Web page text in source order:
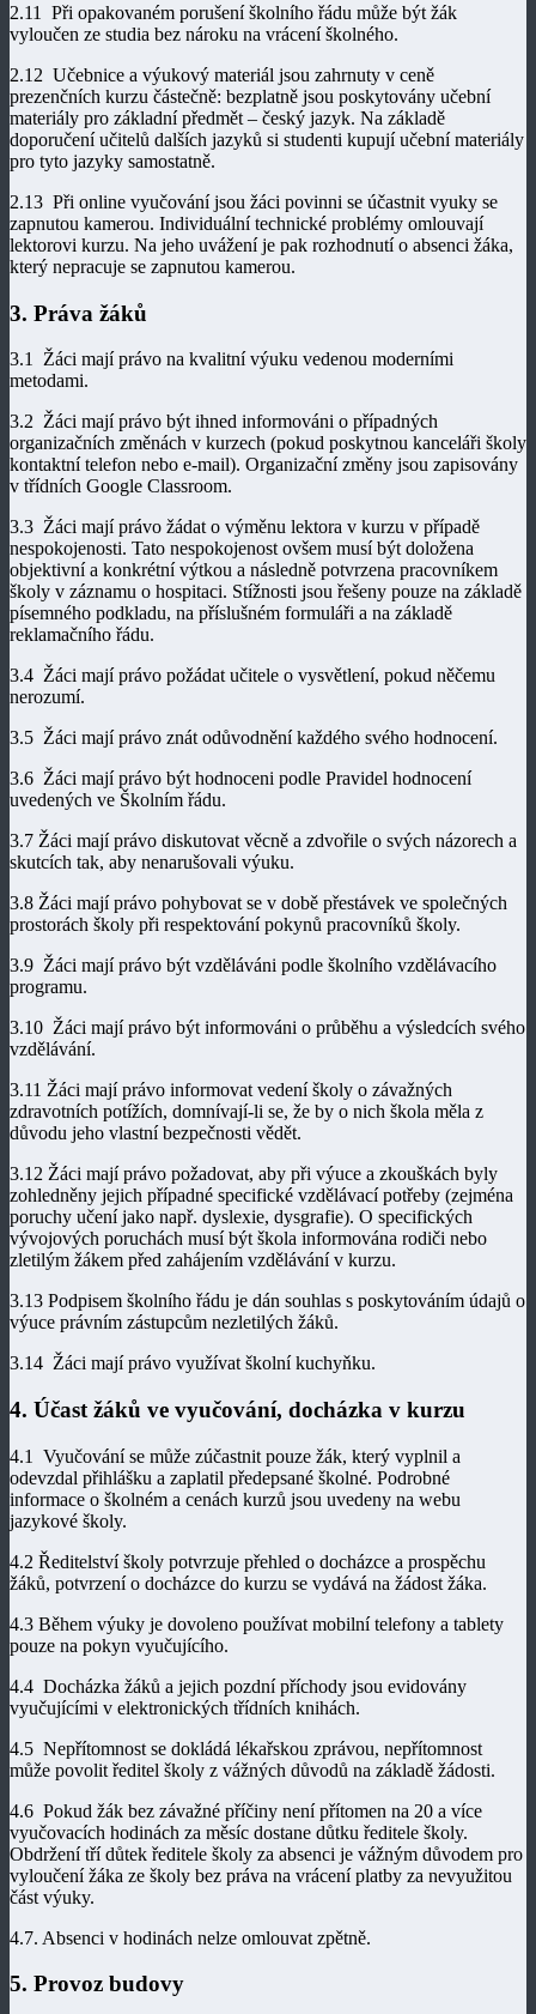
2.11 Při opakovaném porušení školního řádu může být žák
vyloučen ze studia bez nároku na vrácení školného.
2.12 Učebnice a výukový materiál jsou zahrnuty v ceně
prezenčních kurzu částečně: bezplatně jsou poskytovány učební
materiály pro základní předmět – český jazyk. Na základě
doporučení učitelů dalších jazyků si studenti kupují učební materiály
pro tyto jazyky samostatně.
2.13 Při online vyučování jsou žáci povinni se účastnit vyuky se
zapnutou kamerou. Individuální technické problémy omlouvají
lektorovi kurzu. Na jeho uvážení je pak rozhodnutí o absenci žáka,
který nepracuje se zapnutou kamerou.
3. Práva žáků
3.1 Žáci mají právo na kvalitní výuku vedenou moderními
metodami.
3.2 Žáci mají právo být ihned informováni o případných
organizačních změnách v kurzech (pokud poskytnou kanceláři školy
kontaktní telefon nebo e-mail). Organizační změny jsou zapisovány
v třídních Google Classroom.
3.3 Žáci mají právo žádat o výměnu lektora v kurzu v případě
nespokojenosti. Tato nespokojenost ovšem musí být doložena
objektivní a konkrétní výtkou a následně potvrzena pracovníkem
školy v záznamu o hospitaci. Stížnosti jsou řešeny pouze na základě
písemného podkladu, na příslušném formuláři a na základě
reklamačního řádu.
3.4 Žáci mají právo požádat učitele o vysvětlení, pokud něčemu
nerozumí.
3.5 Žáci mají právo znát odůvodnění každého svého hodnocení.
3.6 Žáci mají právo být hodnoceni podle Pravidel hodnocení
uvedených ve Školním řádu.
3.7 Žáci mají právo diskutovat věcně a zdvořile o svých názorech a
skutcích tak, aby nenarušovali výuku.
3.8 Žáci mají právo pohybovat se v době přestávek ve společných
prostorách školy při respektování pokynů pracovníků školy.
3.9 Žáci mají právo být vzděláváni podle školního vzdělávacího
programu.
3.10 Žáci mají právo být informováni o průběhu a výsledcích svého
vzdělávání.
3.11 Žáci mají právo informovat vedení školy o závažných
zdravotních potížích, domnívají-li se, že by o nich škola měla z
důvodu jeho vlastní bezpečnosti vědět.
3.12 Žáci mají právo požadovat, aby při výuce a zkouškách byly
zohledněny jejich případné specifické vzdělávací potřeby (zejména
poruchy učení jako např. dyslexie, dysgrafie). O specifických
vývojových poruchách musí být škola informována rodiči nebo
zletilým žákem před zahájením vzdělávání v kurzu.
3.13 Podpisem školního řádu je dán souhlas s poskytováním údajů o
výuce právním zástupcům nezletilých žáků.
3.14 Žáci mají právo využívat školní kuchyňku.
4. Účast žáků ve vyučování, docházka v kurzu
4.1 Vyučování se může zúčastnit pouze žák, který vyplnil a
odevzdal přihlášku a zaplatil předepsané školné. Podrobné
informace o školném a cenách kurzů jsou uvedeny na webu
jazykové školy.
4.2 Ředitelství školy potvrzuje přehled o docházce a prospěchu
žáků, potvrzení o docházce do kurzu se vydává na žádost žáka.
4.3 Během výuky je dovoleno používat mobilní telefony a tablety
pouze na pokyn vyučujícího.
4.4 Docházka žáků a jejich pozdní příchody jsou evidovány
vyučujícími v elektronických třídních knihách.
4.5 Nepřítomnost se dokládá lékařskou zprávou, nepřítomnost
může povolit ředitel školy z vážných důvodů na základě žádosti.
4.6 Pokud žák bez závažné příčiny není přítomen na 20 a více
vyučovacích hodinách za měsíc dostane důtku ředitele školy.
Obdržení tří důtek ředitele školy za absenci je vážným důvodem pro
vyloučení žáka ze školy bez práva na vrácení platby za nevyužitou
část výuky.
4.7. Absenci v hodinách nelze omlouvat zpětně.
5. Provoz budovy